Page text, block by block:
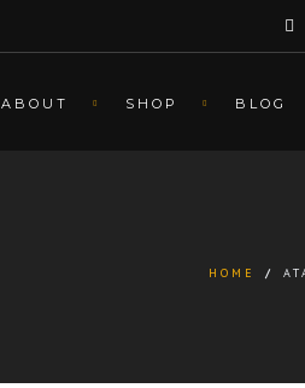
ABOUT SHOP BLOG
HOME /